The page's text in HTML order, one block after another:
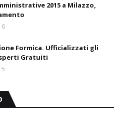
2015 a Milazzo,
Formica. Ufficializzati gli
Gratuiti